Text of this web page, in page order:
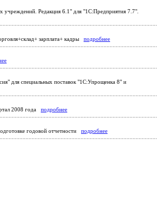
учреждений. Редакция 6.1" для "1С:Предприятия 7.7".
зарплата+ кадры подробнее
для специальных поставок "1С:Упрощенка 8" и
2008 года подробнее
годовой отчетности подробнее